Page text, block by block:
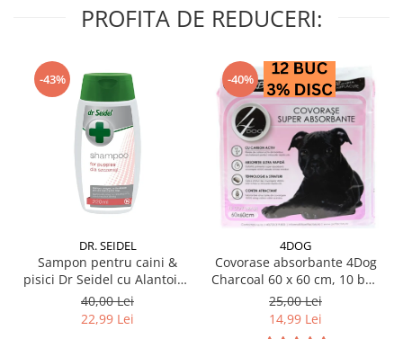
PROFITA DE REDUCERI:
-43%
DR. SEIDEL
Sampon pentru caini &
pisici Dr Seidel cu Alantoina
220 ml
40,00 Lei
22,99 Lei
-40%
4DOG
Covorase absorbante 4Dog
Charcoal 60 x 60 cm, 10 buc
/ pachet
25,00 Lei
14,99 Lei